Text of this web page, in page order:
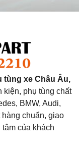
tùng xe Châu Âu,
kiện, phụ tùng chất
BMW, Audi,
chuẩn, giao
của khách